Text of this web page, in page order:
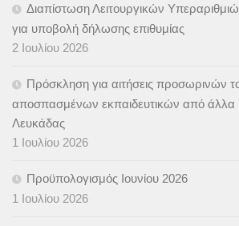
Διαπίστωση Λειτουργικών
για υποβολή δήλωσης επιθυμίας
2 Ιουλίου 2026
Πρόσκληση για αιτήσεις προσωρινών
αποσπασμένων εκπαιδευτικών από
Λευκάδας
1 Ιουλίου 2026
Προϋπολογισμός Ιουνίου 2026
1 Ιουλίου 2026